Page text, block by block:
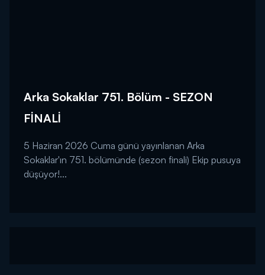
Arka Sokaklar 751. Bölüm - SEZON
FİNALİ
5 Haziran 2026 Cuma günü yayınlanan Arka
Sokaklar'ın 751. bölümünde (sezon finali) Ekip pusuya
düşüyor!...